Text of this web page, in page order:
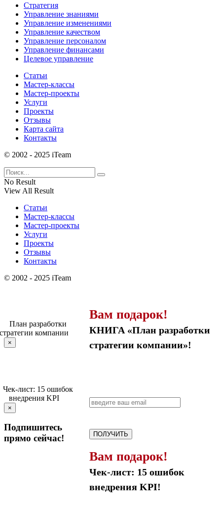
Стратегия
Управление знаниями
Управление изменениями
Управление качеством
Управление персоналом
Управление финансами
Целевое управление
Статьи
Мастер-классы
Мастер-проекты
Услуги
Проекты
Отзывы
Карта сайта
Контакты
© 2002 - 2025 iTeam
No Result
View All Result
Статьи
Мастер-классы
Мастер-проекты
Услуги
Проекты
Отзывы
Контакты
© 2002 - 2025 iTeam
Вам подарок!
КНИГА «План разработки
стратегии компании»!
ПОЛУЧИТЬ
×
Вам подарок!
Чек-лист: 15 ошибок
внедрения KPI!
×
Подпишитесь
прямо сейчас!